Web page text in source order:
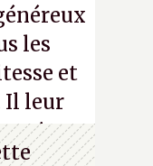
les
et
Il leur
petits